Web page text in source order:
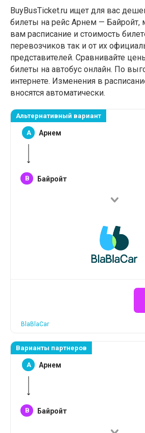
BuyBusTicket.ru ищет для вас
билеты на рейс Арнем —
вам расписание и стоимость
перевозчиков так и от их
представителей. Сравнивайте
билеты на автобус онлайн. По
интернете. Изменения в
вносятся автоматически.
Альтернативный вариант
A Арнем
B Байройт
BlaBlaCar
Варианты партнеров
A Арнем
B Байройт